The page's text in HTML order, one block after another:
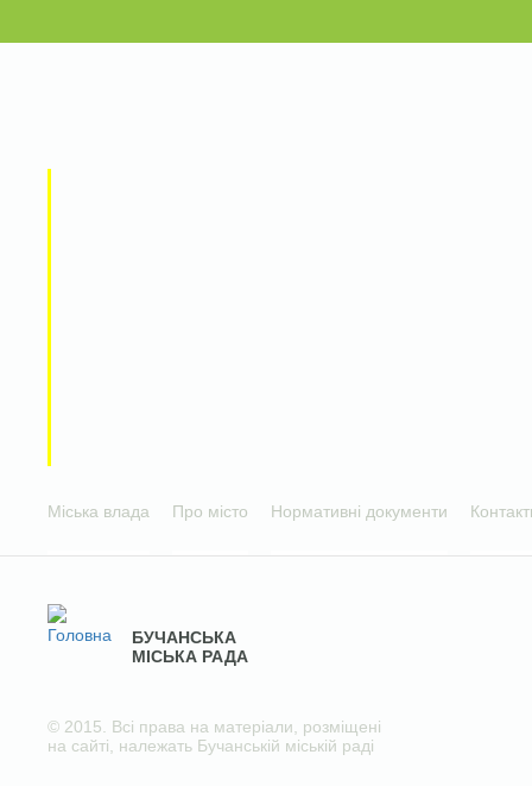
Міська влада Про місто Нормативні документи
БУЧАНСЬКА
МІСЬКА РАДА
© 2015. Всі права на матеріали, розміщені
на сайті, належать Бучанській міській раді